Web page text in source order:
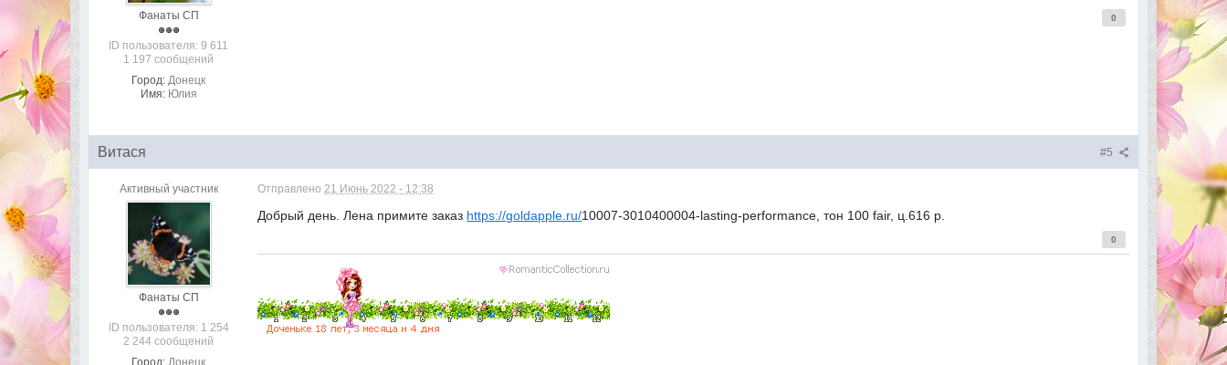
Фанаты СП
ID пользователя: 9 611
1 197 сообщений
Город: Донецк
Имя: Юлия
0
#5
Витася
Активный участник
Фанаты СП
ID пользователя: 1 254
2 244 сообщений
Город: Донецк
Отправлено21 Июнь 2022 - 12:38
Добрый день. Лена примите заказ https://goldapple.ru/10007-3010400004-lasting-performance, тон 100 fair, ц.616 р.
0